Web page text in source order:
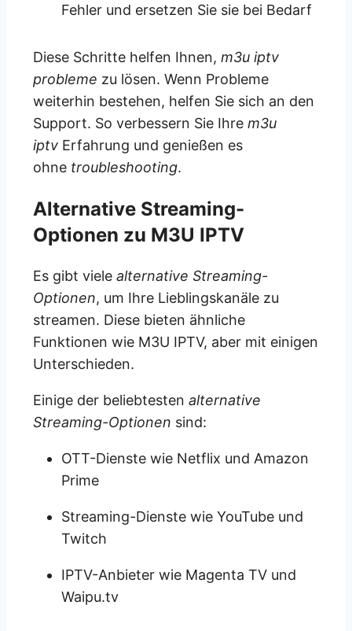
Fehler und ersetzen Sie sie bei Bedarf
Diese Schritte helfen Ihnen, m3u iptv
probleme zu lösen. Wenn Probleme
weiterhin bestehen, helfen Sie sich an den
Support. So verbessern Sie Ihre m3u
iptv Erfahrung und genießen es
ohne troubleshooting.
Alternative Streaming-
Optionen zu M3U IPTV
Es gibt viele alternative Streaming-
Optionen, um Ihre Lieblingskanäle zu
streamen. Diese bieten ähnliche
Funktionen wie M3U IPTV, aber mit einigen
Unterschieden.
Einige der beliebtesten alternative
Streaming-Optionen sind:
OTT-Dienste wie Netflix und Amazon
Prime
Streaming-Dienste wie YouTube und
Twitch
IPTV-Anbieter wie Magenta TV und
Waipu.tv